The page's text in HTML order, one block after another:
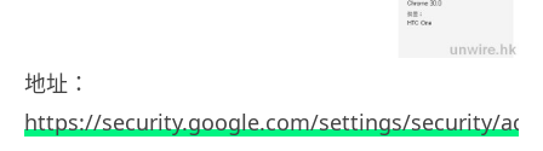
地址：
https://security.google.com/settings/security/